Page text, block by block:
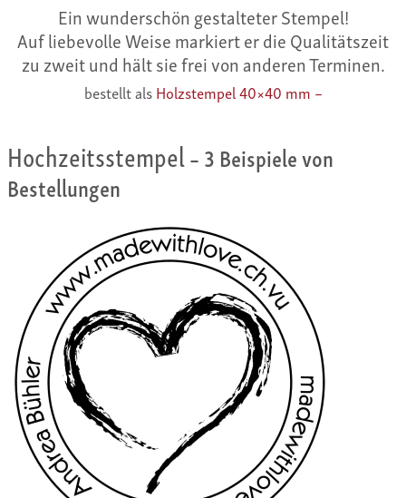
Ein wunderschön gestalteter Stempel!
Auf liebevolle Weise markiert er die Qualitätszeit
zu zweit und hält sie frei von anderen Terminen.
bestellt alsHolzstempel 40×40 mm –
Hochzeitsstempel– 3 Beispiele von
Bestellungen